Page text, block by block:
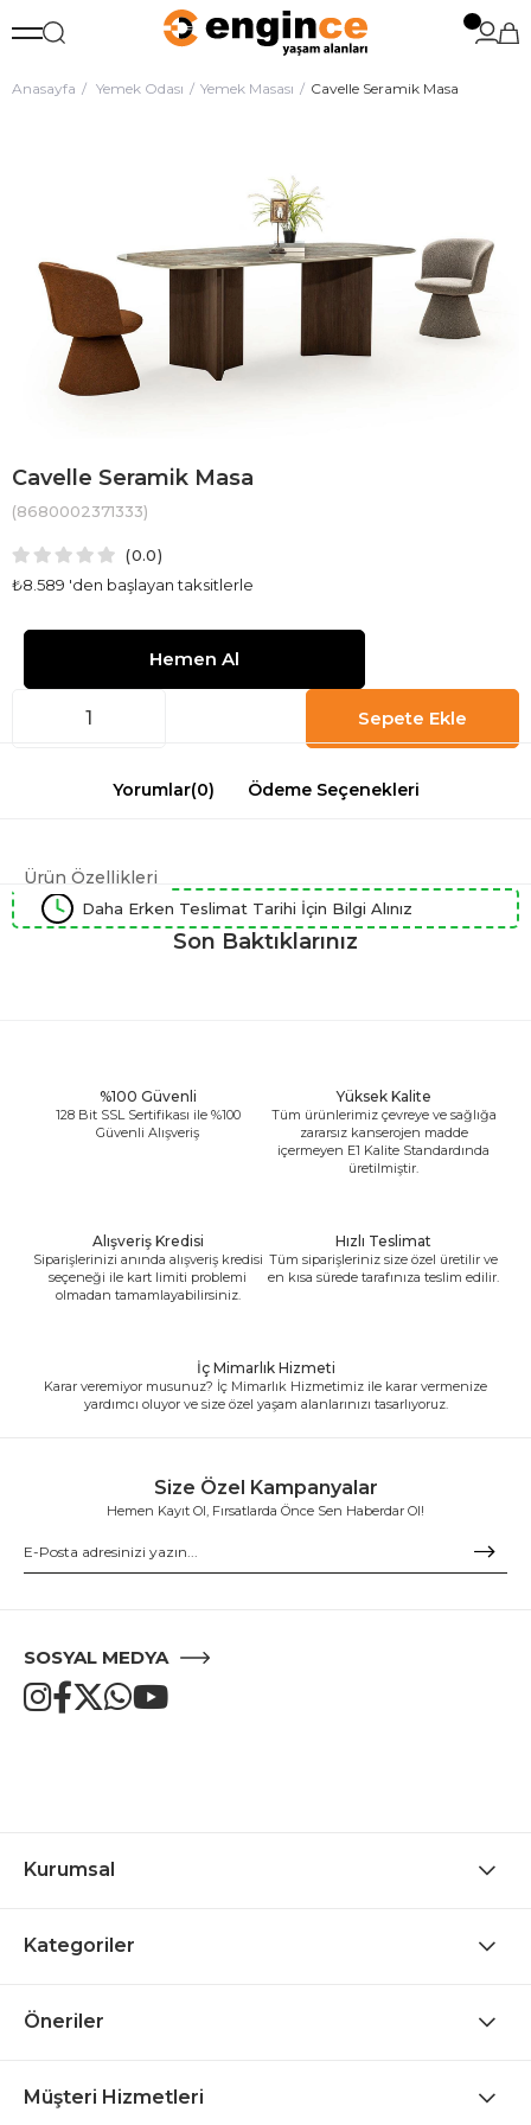
Anasayfa Yemek Odası Yemek Masası Cavelle Seramik Masa
Cavelle Seramik Masa
(8680002371333)
0.0
₺8.589 'den başlayan taksitlerle
Yorumlar(0) Ödeme Seçenekleri
Ürün Özellikleri
Daha Erken Teslimat Tarihi İçin Bilgi Alınız
Son Baktıklarınız
%100 Güvenli
128 Bit SSL Sertifikası ile %100
Güvenli Alışveriş
Yüksek Kalite
Tüm ürünlerimiz çevreye ve sağlığa
zararsız kanserojen madde
içermeyen E1 Kalite Standardında
üretilmiştir.
Alışveriş Kredisi
Siparişlerinizi anında alışveriş kredisi
seçeneği ile kart limiti problemi
olmadan tamamlayabilirsiniz.
Hızlı Teslimat
Tüm siparişleriniz size özel üretilir ve
en kısa sürede tarafınıza teslim edilir.
İç Mimarlık Hizmeti
Karar veremiyor musunuz? İç Mimarlık Hizmetimiz ile karar vermenize
yardımcı oluyor ve size özel yaşam alanlarınızı tasarlıyoruz.
Size Özel Kampanyalar
Hemen Kayıt Ol, Fırsatlarda Önce Sen Haberdar Ol!
SOSYAL MEDYA
Kurumsal
Kategoriler
Öneriler
Müşteri Hizmetleri